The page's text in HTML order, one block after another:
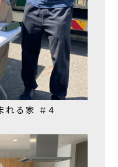
れる家 ＃4